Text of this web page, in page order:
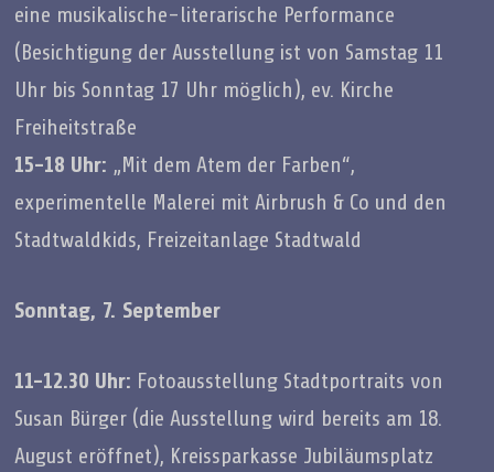
eine musikalische-literarische Performance
(Besichtigung der Ausstellung ist von Samstag 11
Uhr bis Sonntag 17 Uhr möglich), ev. Kirche
Freiheitstraße
15-18 Uhr: „Mit dem Atem der Farben“,
experimentelle Malerei mit Airbrush & Co und den
Stadtwaldkids, Freizeitanlage Stadtwald
Sonntag, 7. September
11-12.30 Uhr: Fotoausstellung Stadtportraits von
Susan Bürger (die Ausstellung wird bereits am 18.
August eröffnet), Kreissparkasse Jubiläumsplatz